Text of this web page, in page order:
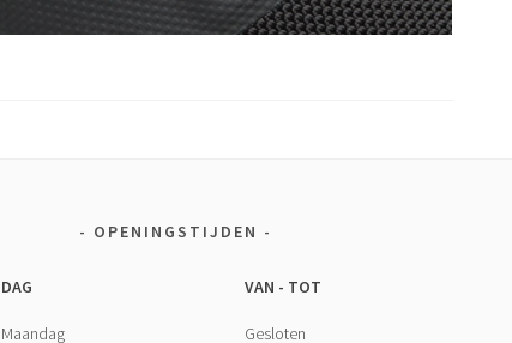
OPENINGSTIJDEN
DAG VAN - TOT
Maandag Gesloten